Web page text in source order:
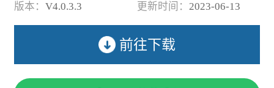
版本：V4.0.3.3 更新时间： 2023-06-13
前往下载